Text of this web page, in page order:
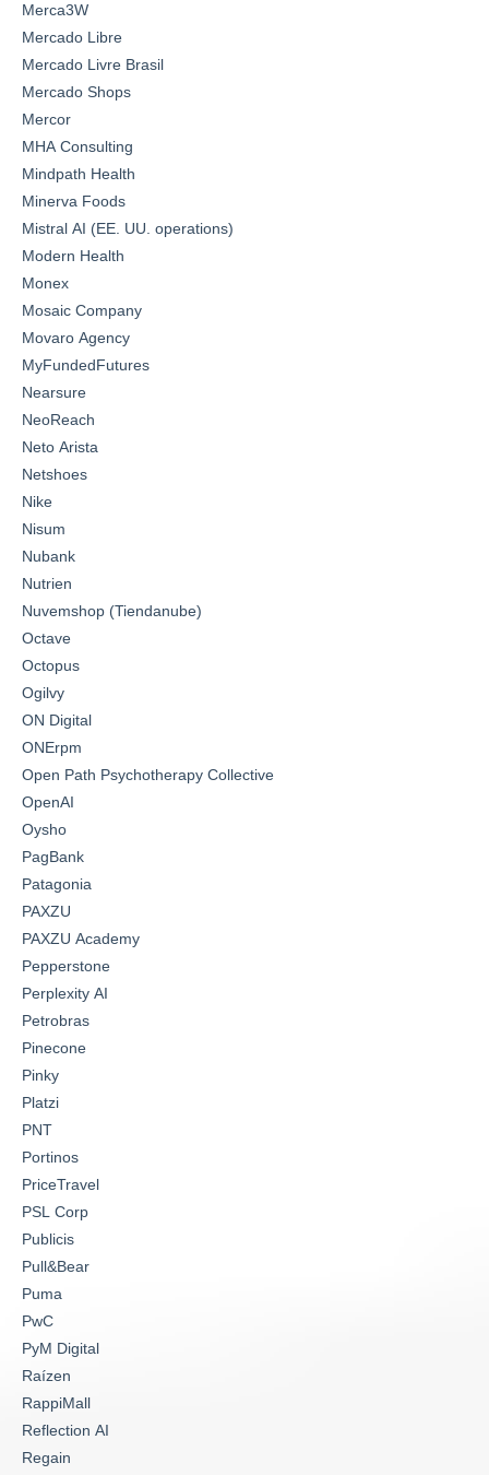
Merca3W
Mercado Libre
Mercado Livre Brasil
Mercado Shops
Mercor
MHA Consulting
Mindpath Health
Minerva Foods
Mistral AI (EE. UU. operations)
Modern Health
Monex
Mosaic Company
Movaro Agency
MyFundedFutures
Nearsure
NeoReach
Neto Arista
Netshoes
Nike
Nisum
Nubank
Nutrien
Nuvemshop (Tiendanube)
Octave
Octopus
Ogilvy
ON Digital
ONErpm
Open Path Psychotherapy Collective
OpenAI
Oysho
PagBank
Patagonia
PAXZU
PAXZU Academy
Pepperstone
Perplexity AI
Petrobras
Pinecone
Pinky
Platzi
PNT
Portinos
PriceTravel
PSL Corp
Publicis
Pull&Bear
Puma
PwC
PyM Digital
Raízen
RappiMall
Reflection AI
Regain